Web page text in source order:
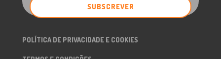
POLÍTICA DE PRIVACIDADE E COOKIES